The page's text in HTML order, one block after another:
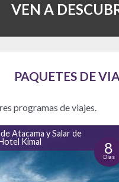
VEN A
PAQUETES DE
programas de viajes.
Atacama y Salar de
Kimal
8
Días